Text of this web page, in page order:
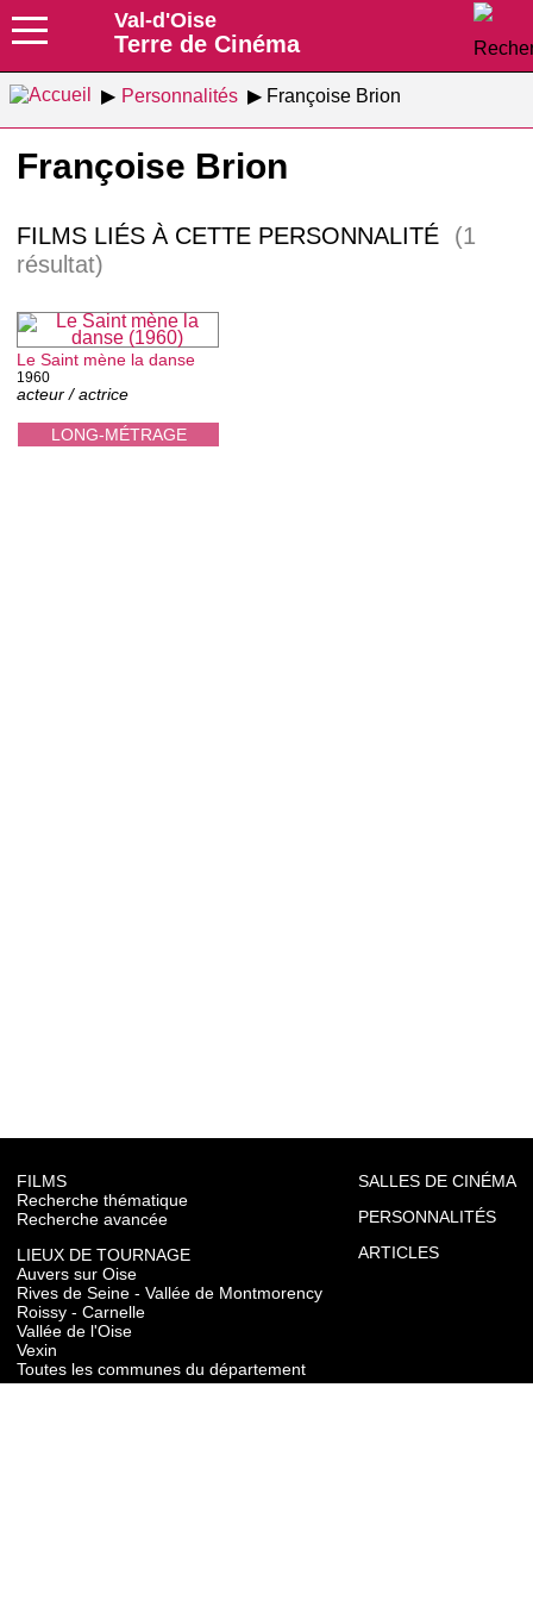
Val-d'Oise
Terre de Cinéma
Personnalités Françoise Brion
Françoise Brion
FILMS LIÉS À CETTE PERSONNALITÉ
(1
résultat)
LONG-MÉTRAGE
Le Saint mène la danse
1960
acteur / actrice
FILMS
Recherche thématique
Recherche avancée
LIEUX DE TOURNAGE
Auvers sur Oise
Rives de Seine - Vallée de Montmorency
Roissy - Carnelle
Vallée de l'Oise
Vexin
Toutes les communes du département
SALLES DE CINÉMA
PERSONNALITÉS
ARTICLES